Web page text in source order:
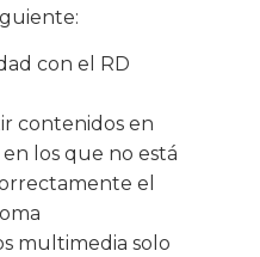
con el RD
contenidos en
los que no está
el
multimedia solo